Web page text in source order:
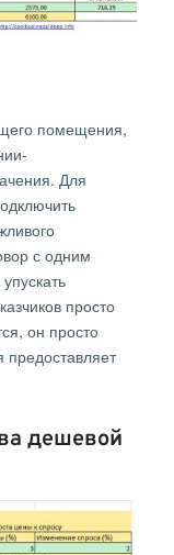
помещения,
Для
с одним
просто
он просто
предоставляет
дешевой